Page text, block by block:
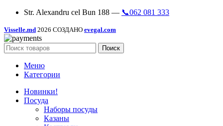
Str. Alexandru cel Bun 188 — 📞062 081 333
Visselle.md 2026 СОЗДАНО evegal.com
Поиск
Меню
Категории
Новинки!
Посуда
Наборы посуды
Казаны